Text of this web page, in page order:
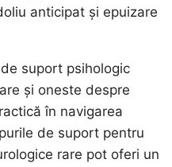
anticipat și epuizare
suport psihologic
și oneste despre
în navigarea
de suport pentru
rare pot oferi un